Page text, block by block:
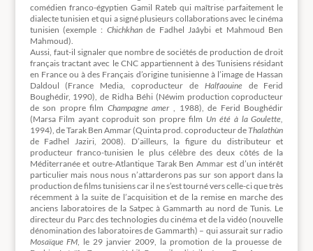
comédien franco-égyptien Gamil Rateb qui maîtrise parfaitement le
dialecte tunisien et qui a signé plusieurs collaborations avec le cinéma
tunisien (exemple : Chichkhande Fadhel Jaâybi et Mahmoud Ben
Mahmoud).
Aussi, faut-il signaler que nombre de sociétés de production de droit
français tractant avec le CNC appartiennent à des Tunisiens résidant
en France ou à des Français d’origine tunisienne à l’image de Hassan
Daldoul (France Media, coproducteur de Halfaouine de Ferid
Boughédir, 1990), de Ridha Béhi (Néwim production coproducteur
de son propre film Champagne amer, 1988), de Ferid Boughédir
(Marsa Film ayant coproduit son propre film Un été à la Goulette,
1994), de Tarak Ben Ammar (Quinta prod. coproducteur deThalathùn
de Fadhel Jaziri, 2008). D’ailleurs, la figure du distributeur et
producteur franco-tunisien le plus célèbre des deux côtés de la
Méditerranée et outre-Atlantique Tarak Ben Ammar est d’un intérêt
particulier mais nous nous n’attarderons pas sur son apport dans la
production de films tunisiens car il ne s’est tourné vers celle-ci que très
récemment à la suite de l’acquisition et de la remise en marche des
anciens laboratoires de la Satpec à Gammarth au nord de Tunis. Le
directeur du Parc des technologies du cinéma et de la vidéo (nouvelle
dénomination des laboratoires de Gammarth) – qui assurait sur radio
Mosaïque FM, le 29 janvier 2009, la promotion de la prouesse de